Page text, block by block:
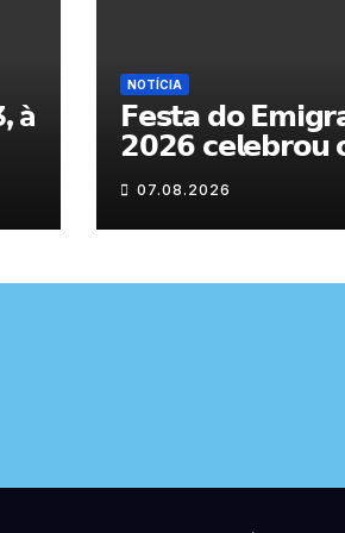
à
NOTÍCIA
𝗙𝗲𝘀𝘁𝗮 𝗱𝗼
𝟮𝟬𝟮𝟲 𝗰𝗲𝗹𝗲𝗯𝗿𝗼𝘂
𝗿𝗲𝗲𝗻𝗰𝗼𝗻𝘁𝗿𝗼 𝗲 𝗼𝘀
𝗹𝗮𝗰̧𝗼𝘀 𝗾𝘂𝗲 𝘂𝗻𝗲𝗺
𝗠𝘂𝗿𝗰̧𝗮
07.08.2026